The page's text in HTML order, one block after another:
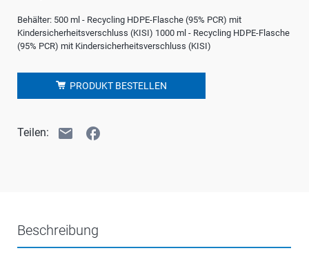
Behälter: 500 ml - Recycling HDPE-Flasche (95% PCR) mit
Kindersicherheitsverschluss (KISI) 1000 ml - Recycling HDPE-Flasche
(95% PCR) mit Kindersicherheitsverschluss (KISI)
PRODUKT BESTELLEN
Teilen: email facebook
Beschreibung